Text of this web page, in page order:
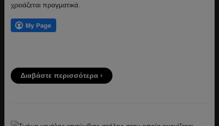
χρειάζεται πραγματικά.
Διαβάστε περισσότερα ›